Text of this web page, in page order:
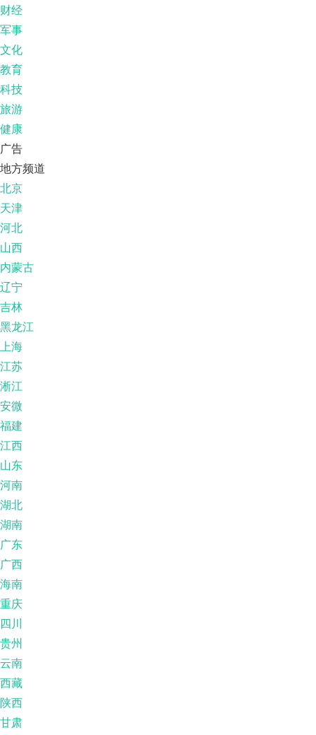
财经
军事
文化
教育
科技
旅游
健康
广告
地方频道
北京
天津
河北
山西
内蒙古
辽宁
吉林
黑龙江
上海
江苏
淅江
安微
福建
江西
山东
河南
湖北
湖南
广东
广西
海南
重庆
四川
贵州
云南
西藏
陕西
甘肃